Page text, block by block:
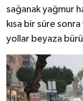
sağanak yağmur
kısa bir süre sonra
yollar beyaza
Sağlık
Sosyal medya
Spor